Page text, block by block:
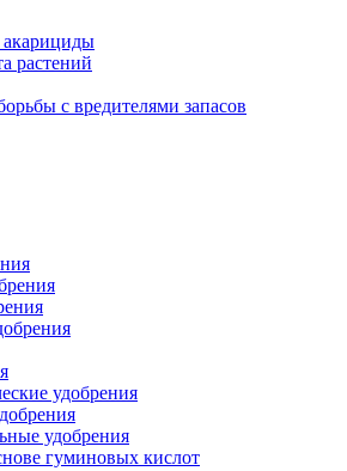
растений
с вредителями запасов
удобрения
удобрения
гуминовых кислот